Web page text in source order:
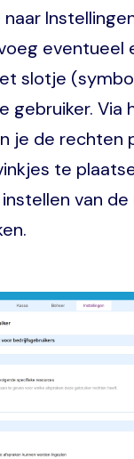
eventueel
slotje
gebruiker. Via
je de rechten
te
van